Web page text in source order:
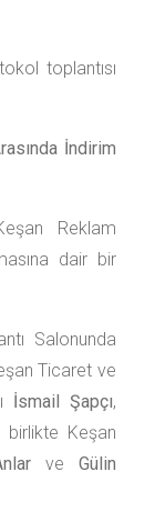
toplantısı
İndirim
Reklam
dair bir
Salonunda
Ticaret ve
İsmail Şapçı,
birlikte Keşan
ve Gülin